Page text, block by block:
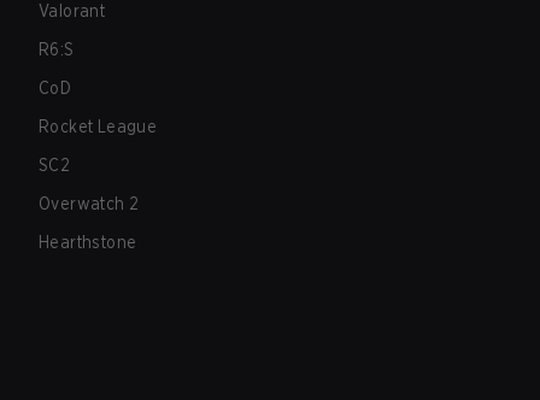
Valorant
R6:S
CoD
Rocket League
SC2
Overwatch 2
Hearthstone